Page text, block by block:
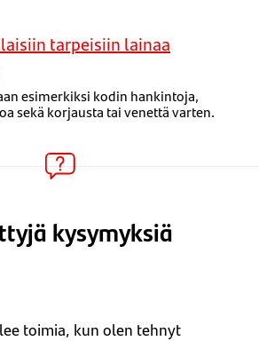
tarpeisiin lainaa
esimerkiksi kodin hankintoja,
sekä korjausta tai venettä varten.
kysymyksiä
toimia, kun olen tehnyt